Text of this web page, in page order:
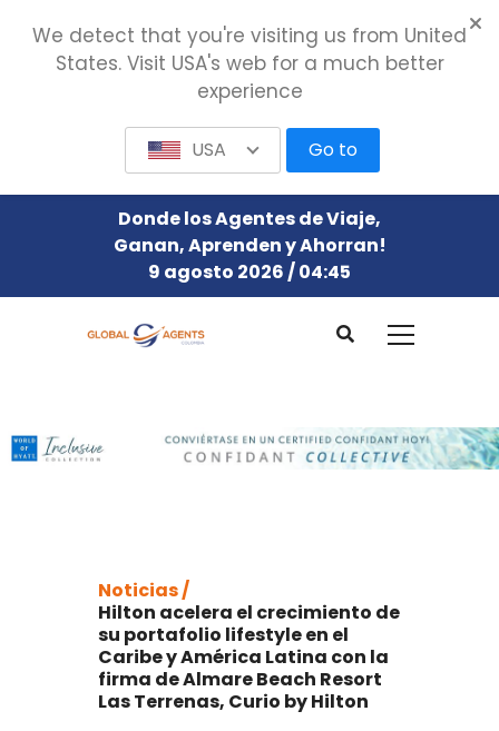
Donde los Agentes de Viaje,
Ganan, Aprenden y Ahorran!
9 agosto 2026 / 04:45
Noticias /
Hilton acelera el crecimiento de
su portafolio lifestyle en el
Caribe y América Latina con la
firma de Almare Beach Resort
Las Terrenas, Curio by Hilton
We detect that you're visiting us from United
States. Visit USA's web for a much better
experience
USA Go to